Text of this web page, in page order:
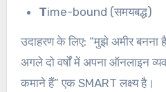
Time-bound (समयबद्ध)
उदाहरण के लिए: “मुझे अमीर
अगले दो वर्षों में अपना ऑनलाइन
कमाने हैं” एक SMART लक्ष्य है।